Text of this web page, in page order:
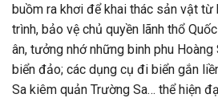
buồm ra khơi để khai thác sản vật
trình, bảo vệ chủ quyền lãnh thổ
ân, tưởng nhớ những binh phu
biển đảo; các dụng cụ đi biển gắn
Sa kiêm quản Trường Sa… thể hiện